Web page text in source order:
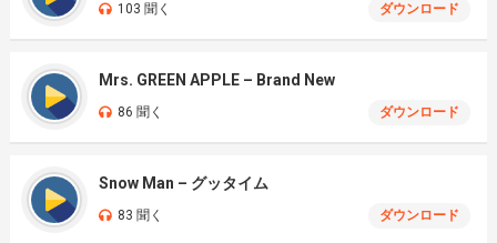
103 聞く ダウンロード
Mrs. GREEN APPLE – Brand New
86 聞く ダウンロード
Snow Man – グッタイム
83 聞く ダウンロード